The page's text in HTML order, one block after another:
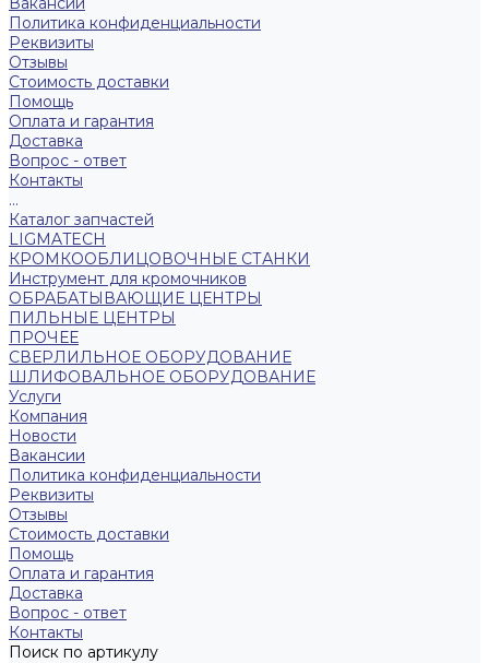
Политика конфиденциальности
Реквизиты
Отзывы
Стоимость доставки
Помощь
Оплата и гарантия
Доставка
Вопрос - ответ
Контакты
...
Каталог запчастей
LIGMATECH
КРОМКООБЛИЦОВОЧНЫЕ СТАНКИ
Инструмент для кромочников
ОБРАБАТЫВАЮЩИЕ ЦЕНТРЫ
ПИЛЬНЫЕ ЦЕНТРЫ
ПРОЧЕЕ
СВЕРЛИЛЬНОЕ ОБОРУДОВАНИЕ
ШЛИФОВАЛЬНОЕ ОБОРУДОВАНИЕ
Услуги
Компания
Новости
Вакансии
Политика конфиденциальности
Реквизиты
Отзывы
Стоимость доставки
Помощь
Оплата и гарантия
Доставка
Вопрос - ответ
Контакты
Поиск по артикулу